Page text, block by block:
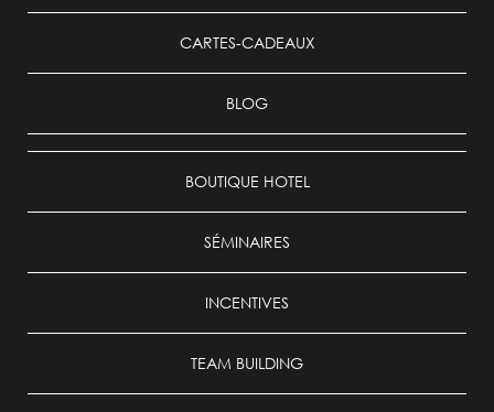
CARTES-CADEAUX
BLOG
BOUTIQUE HOTEL
SÉMINAIRES
INCENTIVES
TEAM BUILDING